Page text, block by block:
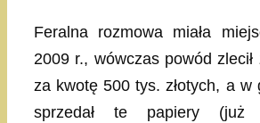
Feralna rozmowa miała
2009 r., wówczas powód
za kwotę 500 tys. złotych, a w
sprzedał te papiery (już